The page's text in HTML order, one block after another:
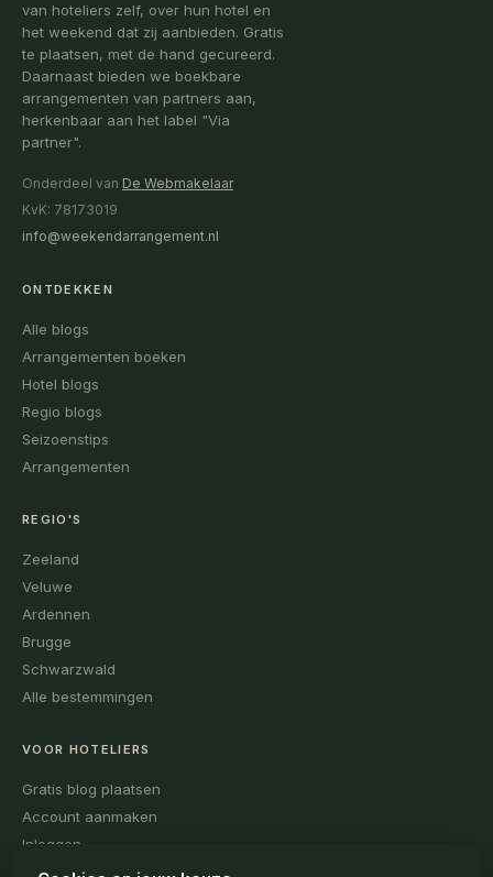
van hoteliers zelf, over hun hotel en
het weekend dat zij aanbieden. Gratis
te plaatsen, met de hand gecureerd.
Daarnaast bieden we boekbare
arrangementen van partners aan,
herkenbaar aan het label "Via
partner".
Onderdeel van De Webmakelaar
KvK: 78173019
info@weekendarrangement.nl
ONTDEKKEN
Alle blogs
Arrangementen boeken
Hotel blogs
Regio blogs
Seizoenstips
Arrangementen
REGIO'S
Zeeland
Veluwe
Ardennen
Brugge
Schwarzwald
Alle bestemmingen
VOOR HOTELIERS
Gratis blog plaatsen
Account aanmaken
Inloggen
Voorbeelden bekijken